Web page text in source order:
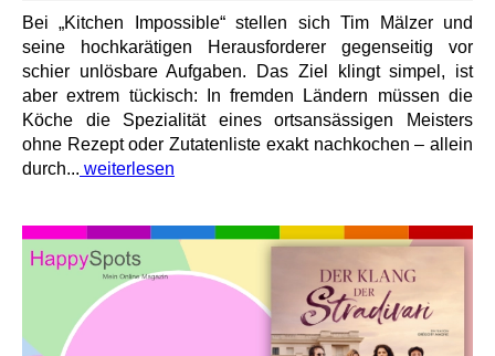
Bei „Kitchen Impossible“ stellen sich Tim Mälzer und
seine hochkarätigen Herausforderer gegenseitig vor
schier unlösbare Aufgaben. Das Ziel klingt simpel, ist
aber extrem tückisch: In fremden Ländern müssen die
Köche die Spezialität eines ortsansässigen Meisters
ohne Rezept oder Zutatenliste exakt nachkochen – allein
durch... weiterlesen